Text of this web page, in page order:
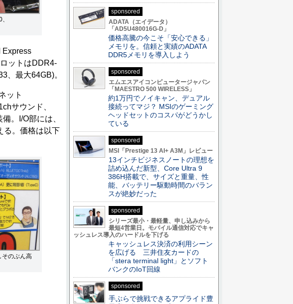
Express
ットはDDR4-
、最大64GB)。
ット
サウンド、
。I/O部には、
る。価格は以下
そのぶん高
sponsored
ADATA（エイデータ）
「AD5U480016G-D」
価格高騰の今こそ「安心できる」
メモリを。信頼と実績のADATA
DDR5メモリを導入しよう
sponsored
エムエスアイコンピュータージャパン
「MAESTRO 500 WIRELESS」
約1万円でノイキャン、デュアル
接続ってマジ？ MSIのゲーミング
ヘッドセットのコスパがどうかし
ている
sponsored
MSI「Prestige 13 AI+ A3M」レビュー
13インチビジネスノートの理想を
詰め込んだ新型、Core Ultra 9
386H搭載で、サイズと重量、性
能、バッテリー駆動時間のバラン
スが絶妙だった
sponsored
シリーズ最小・最軽量、申し込みから
最短4営業日。モバイル通信対応でキャ
ッシュレス導入のハードルを下げる
キャッシュレス決済の利用シーン
を広げる 三井住友カードの
「stera terminal light」とソフト
バンクのIoT回線
sponsored
手ぶらで挑戦できるアプライド豊